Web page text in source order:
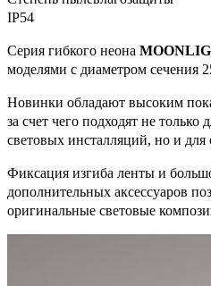
IP54
Серия гибкого неона
моделями с диаметром сечения
Новинки обладают высоким
за счет чего подходят не
световых инсталляций, но и
Фиксация изгиба ленты и
дополнительных аксессуаров
оригинальные световые